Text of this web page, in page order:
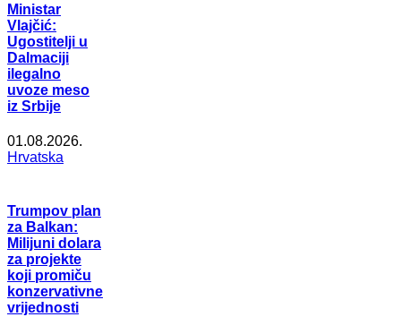
Ministar
Vlajčić:
Ugostitelji u
Dalmaciji
ilegalno
uvoze meso
iz Srbije
01.08.2026.
Hrvatska
Trumpov plan
za Balkan:
Milijuni dolara
za projekte
koji promiču
konzervativne
vrijednosti